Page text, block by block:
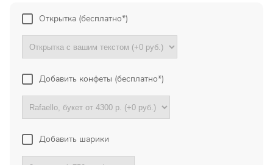
Огромное спасибо за
компетентную помощь в
выборе букета. Спасибо
большое. Доставка пришла
вовремя. Остаюсь Вашим
клиентом!
Тамара
Гидроторф,
область
Открытка (бесплатно*)
Добавить конфеты (бесплатно*)
Добавить шарики